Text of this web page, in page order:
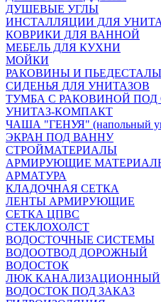
ДУШЕВЫЕ УГЛЫ
ИНСТАЛЛЯЦИИ ДЛЯ
КОВРИКИ ДЛЯ ВАННОЙ
МЕБЕЛЬ ДЛЯ КУХНИ
МОЙКИ
РАКОВИНЫ И ПЬЕДЕСТАЛЫ
СИДЕНЬЯ ДЛЯ УНИТАЗОВ
ТУМБА С РАКОВИНОЙ
УНИТАЗ-КОМПАКТ
ЧАША "ГЕНУЯ" (напольный
ЭКРАН ПОД ВАННУ
СТРОЙМАТЕРИАЛЫ
АРМИРУЮЩИЕ
АРМАТУРА
КЛАДОЧНАЯ СЕТКА
ЛЕНТЫ АРМИРУЮЩИЕ
СЕТКА ЦПВС
СТЕКЛОХОЛСТ
ВОДОСТОЧНЫЕ СИСТЕМЫ
ВОДООТВОД ДОРОЖНЫЙ
ВОДОСТОК
ЛЮК КАНАЛИЗАЦИОННЫЙ
ВОДОСТОК ПОД ЗАКАЗ